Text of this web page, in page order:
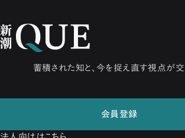
蓄積された知と、今を捉え直す視点が交
会員登録